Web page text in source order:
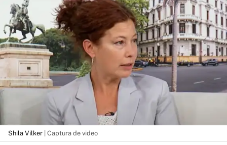
Shila Vilker | Captura de video